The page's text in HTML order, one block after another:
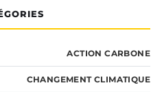
ACTION CARBONE
CHANGEMENT CLIMATIQUE